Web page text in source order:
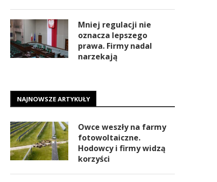
Mniej regulacji nie
oznacza lepszego
prawa. Firmy nadal
narzekają
NAJNOWSZE ARTYKUŁY
Owce weszły na farmy
fotowoltaiczne.
Hodowcy i firmy widzą
korzyści